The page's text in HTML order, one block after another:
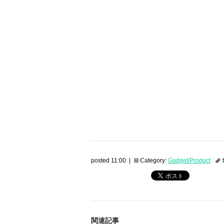
posted 11:00 | Category: Gadget/Product
関連記事